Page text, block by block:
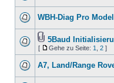
WBH-Diag Pro
5Baud
[ Gehe zu Seite: 1 2 ]
A7, Land/Range